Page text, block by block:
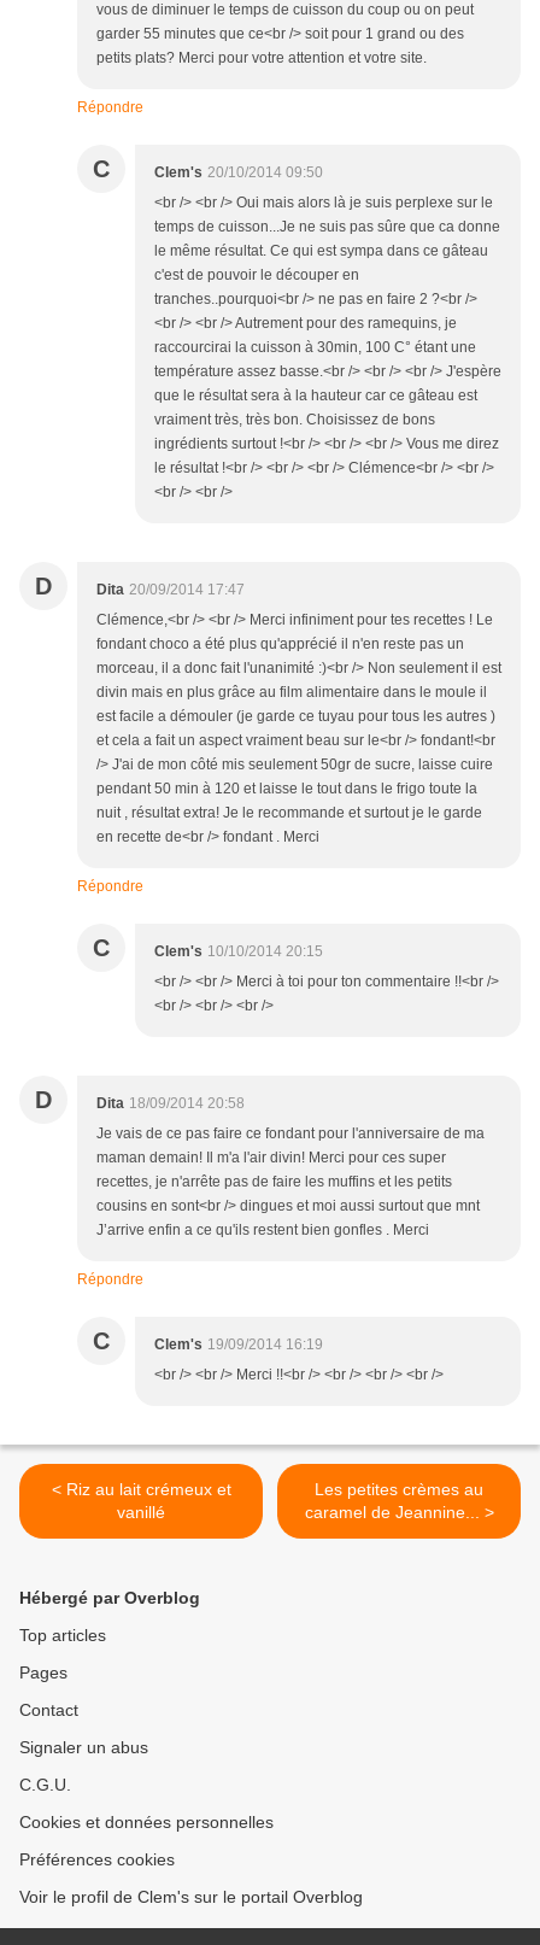
vous de diminuer le temps de cuisson du coup ou on peut
garder 55 minutes que ce<br /> soit pour 1 grand ou des
petits plats? Merci pour votre attention et votre site.
Répondre
C Clem's 20/10/2014 09:50
<br /> <br /> Oui mais alors là je suis perplexe sur le
temps de cuisson...Je ne suis pas sûre que ca donne
le même résultat. Ce qui est sympa dans ce gâteau
c'est de pouvoir le découper en
tranches..pourquoi<br /> ne pas en faire 2 ?<br />
<br /> <br /> Autrement pour des ramequins, je
raccourcirai la cuisson à 30min, 100 C° étant une
température assez basse.<br /> <br /> <br /> J'espère
que le résultat sera à la hauteur car ce gâteau est
vraiment très, très bon. Choisissez de bons
ingrédients surtout !<br /> <br /> <br /> Vous me direz
le résultat !<br /> <br /> <br /> Clémence<br /> <br />
<br /> <br />
D Dita 20/09/2014 17:47
Clémence,<br /> <br /> Merci infiniment pour tes recettes ! Le
fondant choco a été plus qu'apprécié il n'en reste pas un
morceau, il a donc fait l'unanimité :)<br /> Non seulement il est
divin mais en plus grâce au film alimentaire dans le moule il
est facile a démouler (je garde ce tuyau pour tous les autres )
et cela a fait un aspect vraiment beau sur le<br /> fondant!<br
/> J'ai de mon côté mis seulement 50gr de sucre, laisse cuire
pendant 50 min à 120 et laisse le tout dans le frigo toute la
nuit , résultat extra! Je le recommande et surtout je le garde
en recette de<br /> fondant . Merci
Répondre
C Clem's 10/10/2014 20:15
<br /> <br /> Merci à toi pour ton commentaire !!<br />
<br /> <br /> <br />
D Dita 18/09/2014 20:58
Je vais de ce pas faire ce fondant pour l'anniversaire de ma
maman demain! Il m'a l'air divin! Merci pour ces super
recettes, je n'arrête pas de faire les muffins et les petits
cousins en sont<br /> dingues et moi aussi surtout que mnt
J’arrive enfin a ce qu'ils restent bien gonfles . Merci
Répondre
C Clem's 19/09/2014 16:19
<br /> <br /> Merci !!<br /> <br /> <br /> <br />
< Riz au lait crémeux et
vanillé
Les petites crèmes au
caramel de Jeannine... >
Hébergé par Overblog
Top articles
Pages
Contact
Signaler un abus
C.G.U.
Cookies et données personnelles
Préférences cookies
Voir le profil de Clem's sur le portail Overblog